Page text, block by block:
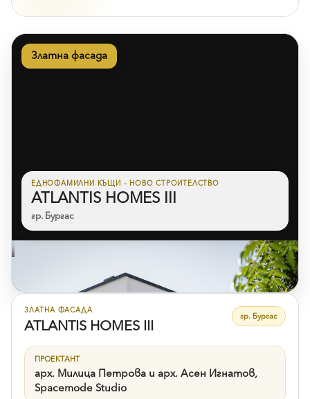
Златна фасада
ЕДНОФАМИЛНИ КЪЩИ – НОВО СТРОИТЕЛСТВО
ATLANTIS HOMES III
гр. Бургас
ЗЛАТНА ФАСАДА
ATLANTIS HOMES III гр. Бургас
ПРОЕКТАНТ
арх. Милица Петрова и арх. Асен Игнатов,
Spacemode Studio